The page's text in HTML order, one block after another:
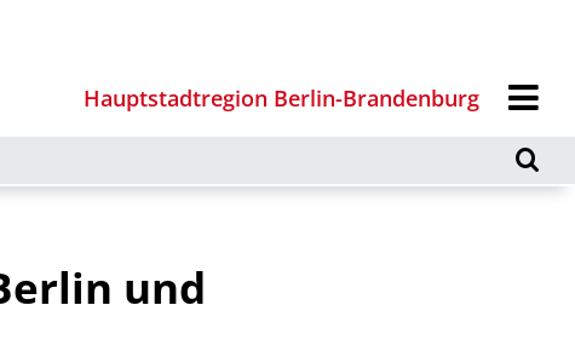
Hauptstadtregion Berlin-Brandenburg
und